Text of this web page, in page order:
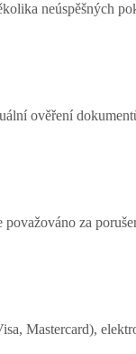
neúspěšných
ověření
za
Mastercard),